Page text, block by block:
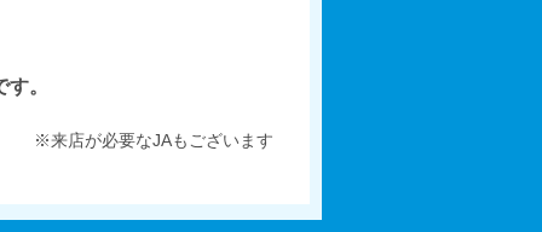
。
※来店が必要なJAもございます